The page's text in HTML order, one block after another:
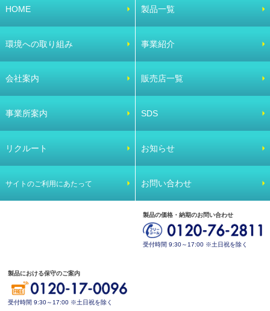
HOME 製品一覧
環境への取り組み 事業紹介
会社案内 販売店一覧
事業所案内 SDS
リクルート お知らせ
サイトのご利用にあたって お問い合わせ
製品の価格・納期のお問い合わせ
受付時間 9:30～17:00 ※土日祝を除く
製品における保守のご案内
受付時間 9:30～17:00 ※土日祝を除く